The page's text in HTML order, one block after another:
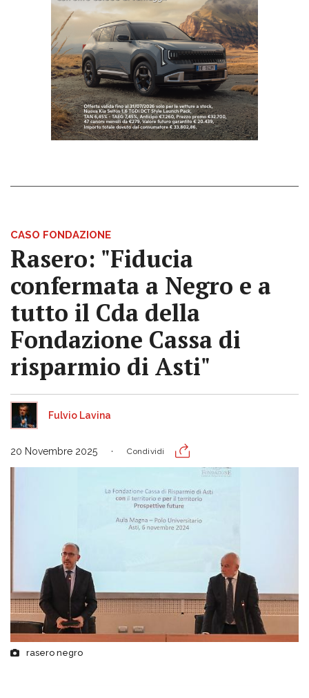
CASO FONDAZIONE
Rasero: "Fiducia
confermata a Negro e a
tutto il Cda della
Fondazione Cassa di
risparmio di Asti"
Fulvio Lavina
20 Novembre 2025 Condividi
rasero negro